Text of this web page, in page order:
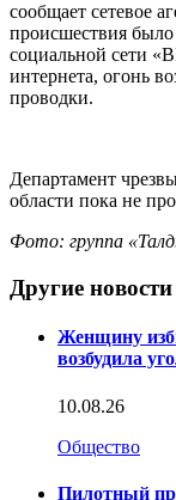
сообщает сетевое
происшествия
социальной сети
интернета, огонь
проводки.
Департамент
области пока не
Фото: группа
Другие новости
Женщину
возбудила
10.08.26
Общество
Пилотный